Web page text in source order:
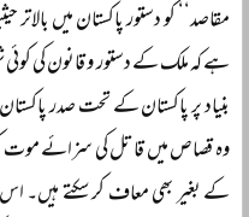
مقاصد‘‘ کو دستور پاکستان میں
ہے کہ ملک کے دستور و قانون کی
بنیاد پر پاکستان کے تحت صدر
وہ قصاص میں قاتل کی سزائے موت
کے بغیر بھی معاف کر سکتے ہیں۔